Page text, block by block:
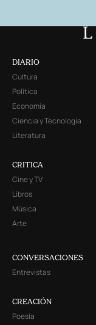
DIARIO
Cultura
Política
Economía
Ciencia y Tecnología
Literatura
CRITICA
Cine y TV
Libros
Música
Arte
CONVERSACIONES
Entrevistas
CREACIÓN
Poesía